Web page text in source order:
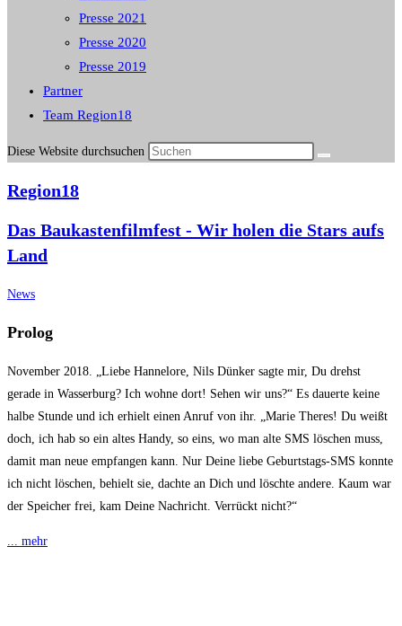
Presse 2021
Presse 2020
Presse 2019
Partner
Team Region18
Diese Website durchsuchen
Region18
Das Baukastenfilmfest - Wir holen die Stars aufs
Land
News
Prolog
November 2018. „Liebe Hannelore, Nils Dünker sagte mir, Du drehst
gerade in Wasserburg? Ich wohne dort! Sehen wir uns?“ Es dauerte keine
halbe Stunde und ich erhielt einen Anruf von ihr. „Marie Theres! Du weißt
doch, ich hab so ein altes Handy, so eins, wo man alte SMS löschen muss,
damit man neue empfangen kann. Nur Deine liebe Geburtstags-SMS konnte
ich nicht löschen, behielt sie, dachte an Dich und löschte andere. Kaum war
der Speicher frei, kam Deine Nachricht. Verrückt nicht?“
... mehr